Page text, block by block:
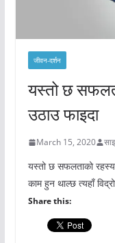
जीवन-दर्शन
यस्तो छ
उठाउ फाइदा
March 15, 2020
यस्तो छ सफलताको
काम हुन थाल्छ त्यहाँ
Share this: